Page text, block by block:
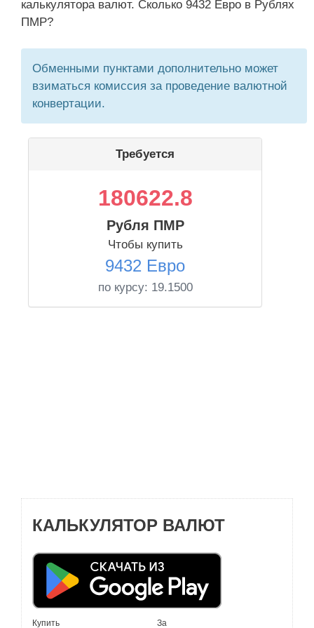
калькулятора валют. Сколько 9432 Евро в Рублях
ПМР?
Обменными пунктами дополнительно может
взиматься комиссия за проведение валютной
конвертации.
Требуется
180622.8
Рубля ПМР
Чтобы купить
9432 Евро
по курсу: 19.1500
КАЛЬКУЛЯТОР ВАЛЮТ
Купить За